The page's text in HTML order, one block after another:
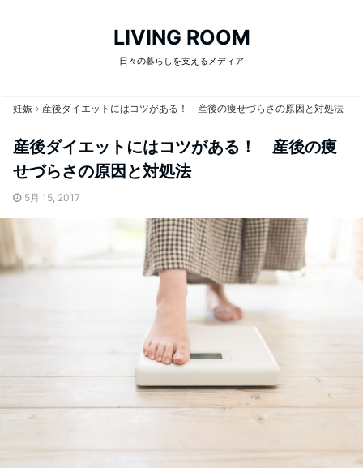
LIVING ROOM
日々の暮らしを支えるメディア
妊娠 産後ダイエットにはコツがある！ 産後の痩せづらさの原因と対処法
産後ダイエットにはコツがある！ 産後の痩
せづらさの原因と対処法
5月 15, 2017